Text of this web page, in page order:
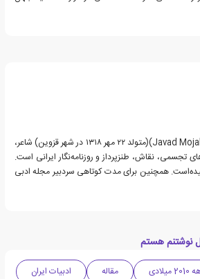
جواد مجابی (به انگلیسی: Javad Mojabi)(متولد ۲۲ مهر ۱۳۱۸ در شهر قزوین) شاعر،
تجسمی، نقاش، طنزپرداز و روزنامه‌نگار ایرانی است.
همچنین برای مدت کوتاهی سردبیر مجله ادبی
نوشتنم هستم
میلادی مقاله
ادبیات ایران